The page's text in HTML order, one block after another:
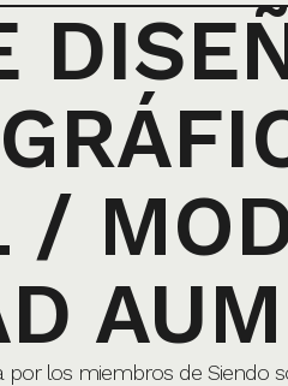
/
los miembros de Siendo